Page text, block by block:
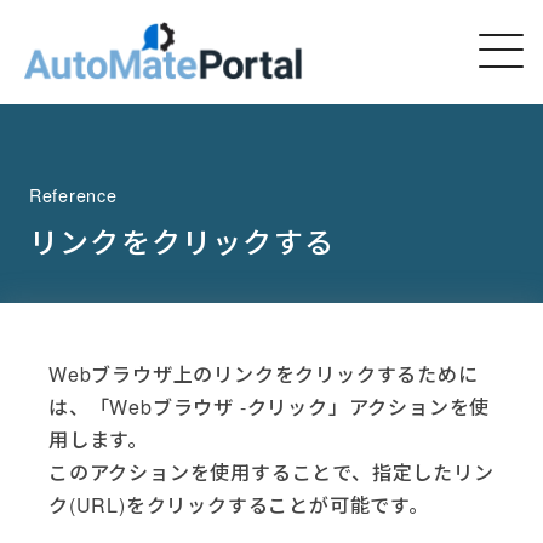
Reference
リンクをクリックする
Webブラウザ上のリンクをクリックするために
は、「Webブラウザ -クリック」アクションを使
用します。
このアクションを使用することで、指定したリン
ク(URL)をクリックすることが可能です。